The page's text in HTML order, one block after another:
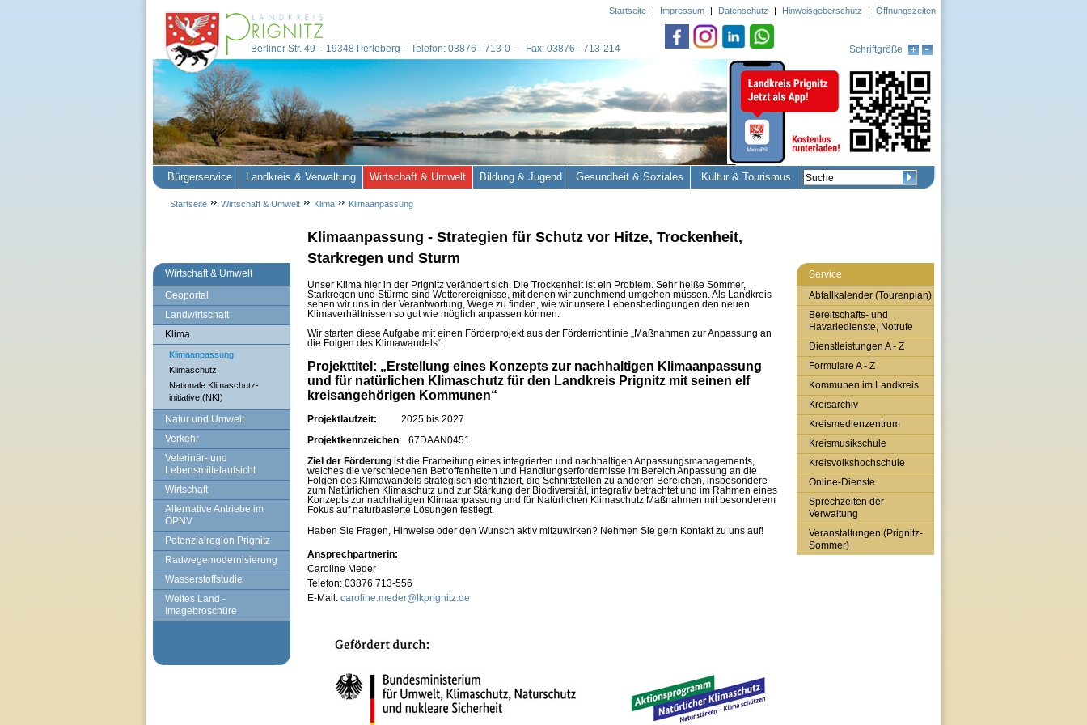
Wirtschaft & Umwelt
Geoportal
Landwirtschaft
Klima
Klimaanpassung
Klimaschutz
Nationale Klimaschutz-
initiative (NKI)
Natur und Umwelt
Verkehr
Veterinär- und
Lebensmittelaufsicht
Wirtschaft
Alternative Antriebe im
ÖPNV
Potenzialregion Prignitz
Radwegemodernisierung
Wasserstoffstudie
Weites Land -
Imagebroschüre
Klimaanpassung - Strategien für Schutz vor Hitze, Trockenheit,
Starkregen und Sturm
Unser Klima hier in der Prignitz verändert sich. Die Trockenheit ist ein Problem. Sehr heiße Sommer,
Starkregen und Stürme sind Wetterereignisse, mit denen wir zunehmend umgehen müssen. Als Landkreis
sehen wir uns in der Verantwortung, Wege zu finden, wie wir unsere Lebensbedingungen den neuen
Klimaverhältnissen so gut wie möglich anpassen können.
Wir starten diese Aufgabe mit einen Förderprojekt aus der Förderrichtlinie „Maßnahmen zur Anpassung an
die Folgen des Klimawandels“:
Projekttitel: „Erstellung eines Konzepts zur nachhaltigen Klimaanpassung
und für natürlichen Klimaschutz für den Landkreis Prignitz mit seinen elf
kreisangehörigen Kommunen“
Projektlaufzeit:
2025 bis 2027
Projektkennzeichen: 67DAAN0451
Ziel der Förderung ist die Erarbeitung eines integrierten und nachhaltigen Anpassungsmanagements,
welches die verschiedenen Betroffenheiten und Handlungserfordernisse im Bereich Anpassung an die
Folgen des Klimawandels strategisch identifiziert, die Schnittstellen zu anderen Bereichen, insbesondere
zum Natürlichen Klimaschutz und zur Stärkung der Biodiversität, integrativ betrachtet und im Rahmen eines
Konzepts zur nachhaltigen Klimaanpassung und für Natürlichen Klimaschutz Maßnahmen mit besonderem
Fokus auf naturbasierte Lösungen festlegt.
Haben Sie Fragen, Hinweise oder den Wunsch aktiv mitzuwirken? Nehmen Sie gern Kontakt zu uns auf!
Ansprechpartnerin:
Caroline Meder
Telefon: 03876 713-556
E-Mail: caroline.meder@lkprignitz.de
Service
Abfallkalender (Tourenplan)
Bereitschafts- und
Havariedienste, Notrufe
Dienstleistungen A - Z
Formulare A - Z
Kommunen im Landkreis
Kreisarchiv
Kreismedienzentrum
Kreismusikschule
Kreisvolkshochschule
Online-Dienste
Sprechzeiten der
Verwaltung
Veranstaltungen (Prignitz-
Sommer)
Berliner Str. 49 - 19348 Perleberg - Telefon: 03876 - 713-0 - Fax: 03876 - 713-214 Schriftgröße
Startseite | Impressum | Datenschutz | Hinweisgeberschutz | Öffnungszeiten
Bürgerservice Landkreis & Verwaltung Wirtschaft & Umwelt Bildung & Jugend Gesundheit & Soziales Kultur & Tourismus
Startseite Wirtschaft & Umwelt Klima Klimaanpassung